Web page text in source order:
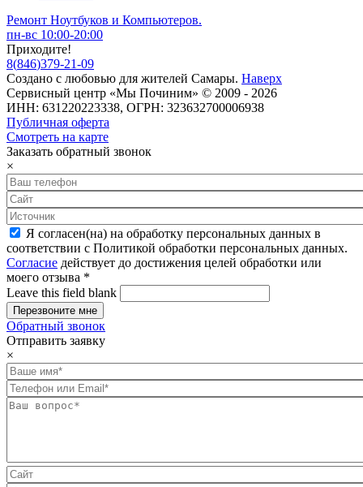
Ремонт Ноутбуков и Компьютеров.
пн-вс 10:00-20:00
Приходите!
8(846)379-21-09
Создано с любовью для жителей Самары. Наверх
Сервисный центр «Мы Починим» © 2009 - 2026
ИНН: 631220223338, ОГРН: 323632700006938
Публичная оферта
Смотреть на карте
Заказать обратный звонок
×
Я согласен(на) на обработку персональных данных в
соответствии с Политикой обработки персональных данных.
Согласие действует до достижения целей обработки или
моего отзыва *
Leave this field blank
Обратный звонок
Отправить заявку
×